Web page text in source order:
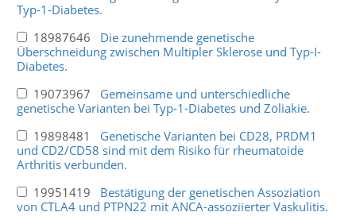
Typ-1-Diabetes.
18987646 Die zunehmende genetische
Überschneidung zwischen Multipler Sklerose und Typ-I-
Diabetes.
19073967 Gemeinsame und unterschiedliche
genetische Varianten bei Typ-1-Diabetes und Zöliakie.
19898481 Genetische Varianten bei CD28, PRDM1
und CD2/CD58 sind mit dem Risiko für rheumatoide
Arthritis verbunden.
19951419 Bestätigung der genetischen Assoziation
von CTLA4 und PTPN22 mit ANCA-assoziierter Vaskulitis.